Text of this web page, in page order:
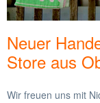
Neuer
Store aus
Wir freuen uns mit